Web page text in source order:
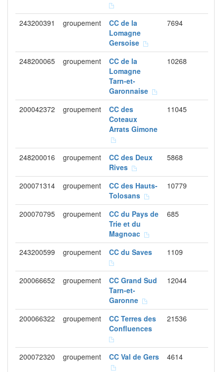
243200391 groupement
CC de la
Lomagne
Gersoise
7694
248200065 groupement
CC de la
Lomagne
Tarn-et-
Garonnaise
10268
200042372 groupement
CC des
Coteaux
Arrats Gimone
11045
248200016 groupement
CC des Deux
Rives
5868
200071314 groupement
CC des Hauts-
Tolosans
10779
200070795 groupement
CC du Pays de
Trie et du
Magnoac
685
243200599 groupement CC du Saves 1109
200066652 groupement
CC Grand Sud
Tarn-et-
Garonne
12044
200066322 groupement
CC Terres des
Confluences
21536
200072320 groupement CC Val de Gers 4614